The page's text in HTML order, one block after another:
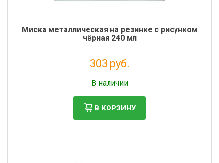
Миска металлическая на резинке с рисунком
чёрная 240 мл
303 руб.
В наличии
В КОРЗИНУ